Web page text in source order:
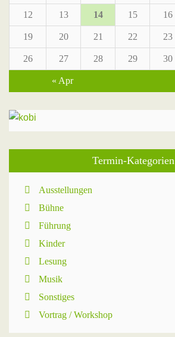
12 13 14 15 16
19 20 21 22 23
26 27 28 29 30
« Apr
Termin-Kategorien
Ausstellungen
Bühne
Führung
Kinder
Lesung
Musik
Sonstiges
Vortrag / Workshop